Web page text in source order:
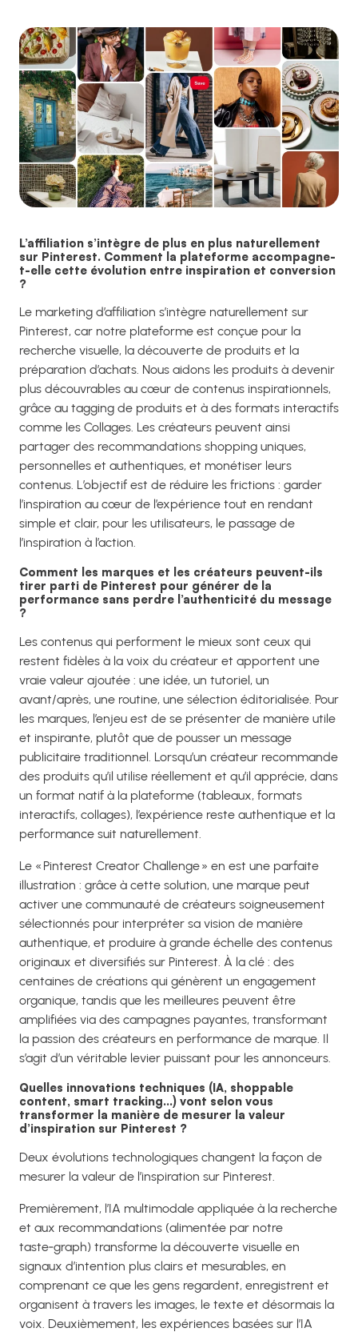
L’affiliation s’intègre de plus en plus naturellement
sur Pinterest. Comment la plateforme accompagne-
t-elle cette évolution entre inspiration et conversion
?
Le marketing d’affiliation s’intègre naturellement sur
Pinterest, car notre plateforme est conçue pour la
recherche visuelle, la découverte de produits et la
préparation d’achats. Nous aidons les produits à devenir
plus découvrables au cœur de contenus inspirationnels,
grâce au tagging de produits et à des formats interactifs
comme les Collages. Les créateurs peuvent ainsi
partager des recommandations shopping uniques,
personnelles et authentiques, et monétiser leurs
contenus. L’objectif est de réduire les frictions : garder
l’inspiration au cœur de l’expérience tout en rendant
simple et clair, pour les utilisateurs, le passage de
l’inspiration à l’action.
Comment les marques et les créateurs peuvent-ils
tirer parti de Pinterest pour générer de la
performance sans perdre l’authenticité du message
?
Les contenus qui performent le mieux sont ceux qui
restent fidèles à la voix du créateur et apportent une
vraie valeur ajoutée : une idée, un tutoriel, un
avant/après, une routine, une sélection éditorialisée. Pour
les marques, l’enjeu est de se présenter de manière utile
et inspirante, plutôt que de pousser un message
publicitaire traditionnel. Lorsqu’un créateur recommande
des produits qu’il utilise réellement et qu’il apprécie, dans
un format natif à la plateforme (tableaux, formats
interactifs, collages), l’expérience reste authentique et la
performance suit naturellement.
Le « Pinterest Creator Challenge » en est une parfaite
illustration : grâce à cette solution, une marque peut
activer une communauté de créateurs soigneusement
sélectionnés pour interpréter sa vision de manière
authentique, et produire à grande échelle des contenus
originaux et diversifiés sur Pinterest. À la clé : des
centaines de créations qui génèrent un engagement
organique, tandis que les meilleures peuvent être
amplifiées via des campagnes payantes, transformant
la passion des créateurs en performance de marque. Il
s’agit d’un véritable levier puissant pour les annonceurs.
Quelles innovations techniques (IA, shoppable
content, smart tracking…) vont selon vous
transformer la manière de mesurer la valeur
d’inspiration sur Pinterest ?
Deux évolutions technologiques changent la façon de
mesurer la valeur de l’inspiration sur Pinterest.
Premièrement, l’IA multimodale appliquée à la recherche
et aux recommandations (alimentée par notre
taste‑graph) transforme la découverte visuelle en
signaux d’intention plus clairs et mesurables, en
comprenant ce que les gens regardent, enregistrent et
organisent à travers les images, le texte et désormais la
voix. Deuxièmement, les expériences basées sur l’IA